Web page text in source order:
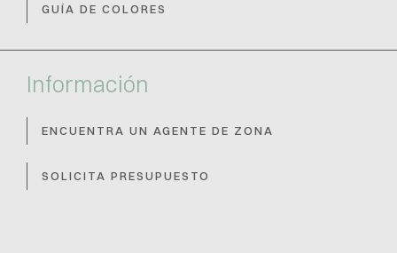
GUÍA DE COLORES
Información
ENCUENTRA UN AGENTE DE ZONA
SOLICITA PRESUPUESTO